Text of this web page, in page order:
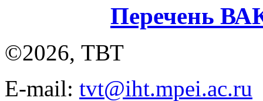
Перечень
©2026, ТВТ
E-mail: tvt@iht.mpei.ac.ru